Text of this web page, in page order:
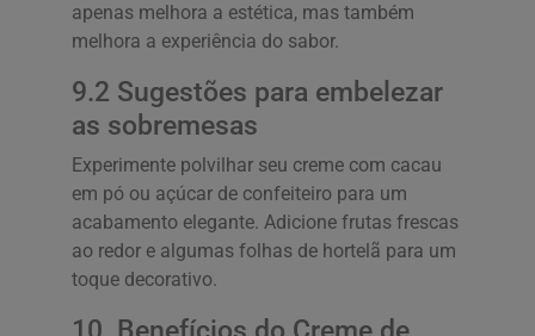
apenas melhora a estética, mas também
melhora a experiência do sabor.
9.2 Sugestões para embelezar
as sobremesas
Experimente polvilhar seu creme com cacau
em pó ou açúcar de confeiteiro para um
acabamento elegante. Adicione frutas frescas
ao redor e algumas folhas de hortelã para um
toque decorativo.